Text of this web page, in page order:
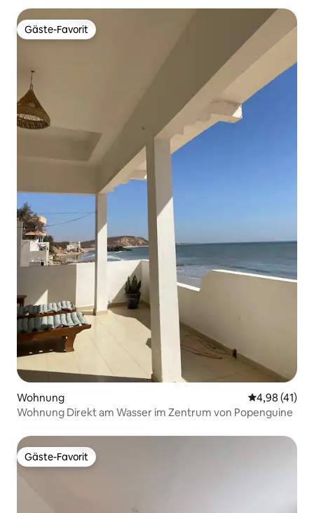
Gäste-Favorit
Gäste-Favorit
Wohnung
4,98 (41)
Wohnung Direkt am Wasser im Zentrum von Popenguine
Gäste-Favorit
Gäste-Favorit